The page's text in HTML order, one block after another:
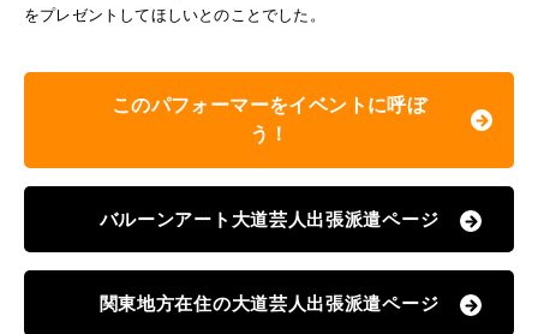
をプレゼントしてほしいとのことでした。
このパフォーマーをイベントに呼ぼ
う！
バルーンアート大道芸人出張派遣ページ
関東地方在住の大道芸人出張派遣ページ